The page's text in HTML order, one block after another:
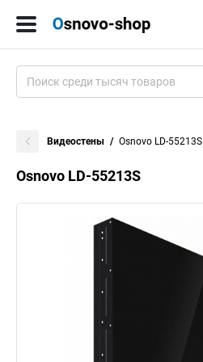
Видеостены Osnovo LD-55213S
Osnovo LD-55213S